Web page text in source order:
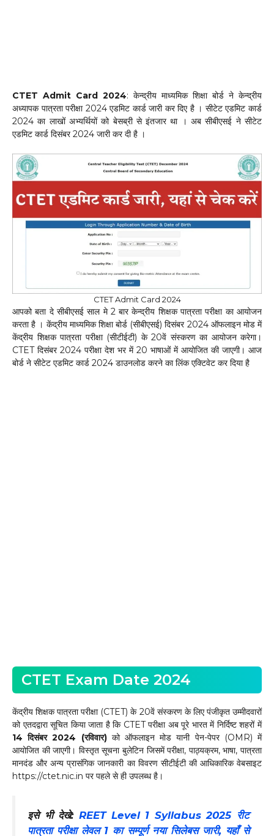
CTET Admit Card 2024: केन्द्रीय माध्यमिक शिक्षा बोर्ड ने केन्द्रीय
अध्यापक पात्रता परीक्षा 2024 एडमिट कार्ड जारी कर दिए है । सीटेट एडमिट कार्ड
2024 का लाखों अभ्यर्थियों को बेसब्री से इंतजार था । अब सीबीएसई ने सीटेट
एडमिट कार्ड दिसंबर 2024 जारी कर दी है ।
CTET Admit Card 2024
आपको बता दे सीबीएसई साल मे 2 बार केन्द्रीय शिक्षक पात्रता परीक्षा का आयोजन
करता है । केंद्रीय माध्यमिक शिक्षा बोर्ड (सीबीएसई) दिसंबर 2024 ऑफलाइन मोड में
केंद्रीय शिक्षक पात्रता परीक्षा (सीटीईटी) के 20वें संस्करण का आयोजन करेगा।
CTET दिसंबर 2024 परीक्षा देश भर में 20 भाषाओं में आयोजित की जाएगी। आज
बोर्ड ने सीटेट एडमिट कार्ड 2024 डाउनलोड करने का लिंक एक्टिवेट कर दिया है
CTET Exam Date 2024
केंद्रीय शिक्षक पात्रता परीक्षा (CTET) के 20वें संस्करण के लिए पंजीकृत उम्मीदवारों
को एतदद्वारा सूचित किया जाता है कि CTET परीक्षा अब पूरे भारत में निर्दिष्ट शहरों में
14 दिसंबर 2024 (रविवार) को ऑफलाइन मोड यानी पेन-पेपर (OMR) में
आयोजित की जाएगी। विस्तृत सूचना बुलेटिन जिसमें परीक्षा, पाठ्यक्रम, भाषा, पात्रता
मानदंड और अन्य प्रासंगिक जानकारी का विवरण सीटीईटी की आधिकारिक वेबसाइट
https://ctet.nic.in पर पहले से ही उपलब्ध है।
इसे भी देखे: REET Level 1 Syllabus 2025 रीट
पात्रता परीक्षा लेवल 1 का सम्पूर्ण नया सिलेबस जारी, यहाँ से